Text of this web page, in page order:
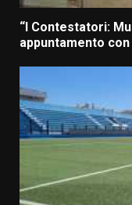
“I Contestatori:
appuntamento con